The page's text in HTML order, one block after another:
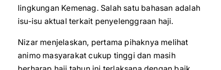
lingkungan Kemenag. Salah satu bahasan adalah
isu-isu aktual terkait penyelenggraan haji.
Nizar menjelaskan, pertama pihaknya melihat
animo masyarakat cukup tinggi dan masih